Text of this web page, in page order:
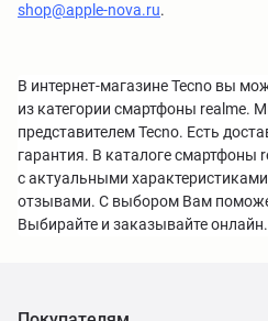
shop@apple-nova.ru.
В интернет-магазине Tecno вы
из категории смартфоны
представителем Tecno. Есть
гарантия. В каталоге смартфоны
с актуальными
отзывами. С выбором Вам
Выбирайте и заказывайте онлайн.